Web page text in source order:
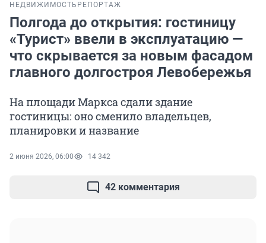
НЕДВИЖИМОСТЬ РЕПОРТАЖ
Полгода до открытия: гостиницу
«Турист» ввели в эксплуатацию —
что скрывается за новым фасадом
главного долгостроя Левобережья
На площади Маркса сдали здание
гостиницы: оно сменило владельцев,
планировки и название
2 июня 2026, 06:00 14 342
42 комментария